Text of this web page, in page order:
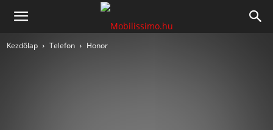
Mobilissimo.hu
Kezdőlap Telefon Honor